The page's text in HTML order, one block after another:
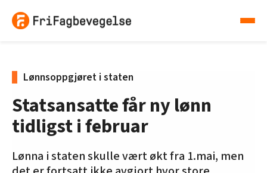
Lønnsoppgjøret i staten
Statsansatte får ny lønn
tidligst i februar
Lønna i staten skulle vært økt fra 1.mai, men